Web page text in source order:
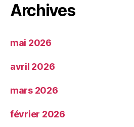
Archives
mai 2026
avril 2026
mars 2026
février 2026